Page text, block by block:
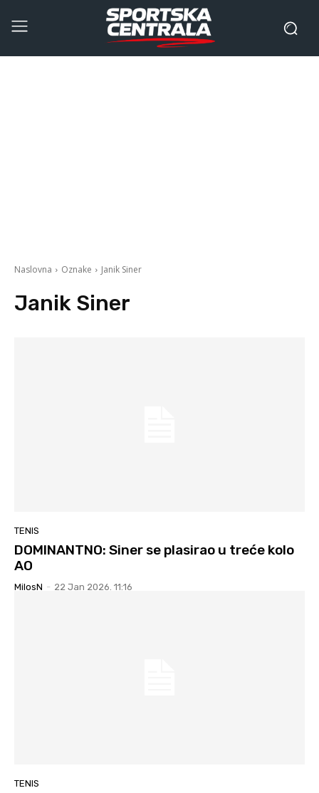
Naslovna Oznake Janik Siner
Janik Siner
TENIS
DOMINANTNO: Siner se plasirao u treće kolo
AO
MilosN - 22 Jan 2026. 11:16
TENIS